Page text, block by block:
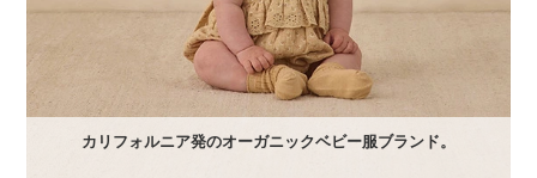
カリフォルニア発のオーガニックベビー服ブランド。